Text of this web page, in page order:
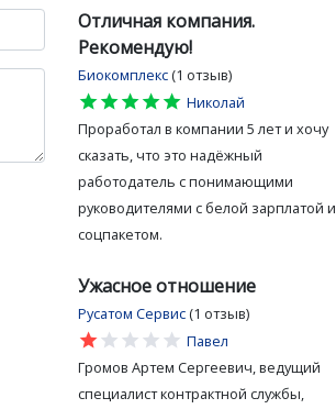
Отличная компания.
Рекомендую!
Биокомплекс (1 отзыв)
star
star
star
star
star
Николай
Проработал в компании 5 лет и хочу
сказать, что это надёжный
работодатель с понимающими
руководителями с белой зарплатой и
соцпакетом.
Ужасное отношение
Русатом Сервис (1 отзыв)
star
star
star
star
star
Павел
Громов Артем Сергеевич, ведущий
специалист контрактной службы,